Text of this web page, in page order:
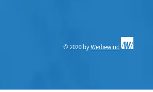
© 2020 byWerbewind